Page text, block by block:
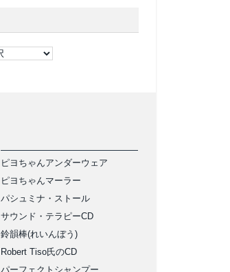
ピヨちゃんアンダーウェア
ピヨちゃんマーラー
パシュミナ・ストール
サウンド・テラピーCD
鈴韻棒(れいんぼう)
Robert Tiso氏のCD
パーフェクトシャンプー